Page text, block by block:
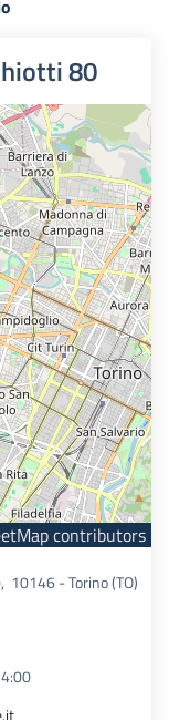
80
contributors
10146 - Torino (TO)